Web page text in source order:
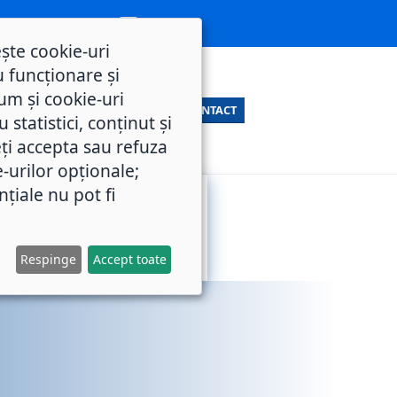
CONTACT
cookie-uri
funcționare și
și cookie-uri
statistici, conținut și
accepta sau refuza
urilor opționale;
nu pot fi
Respinge Accept toate